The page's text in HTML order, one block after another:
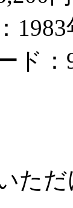
1983
ド：
た